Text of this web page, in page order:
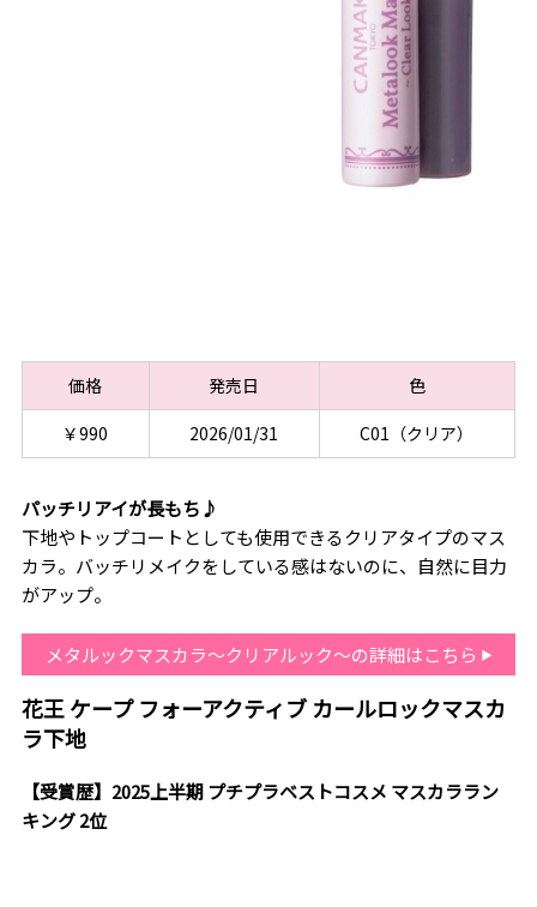
価格 発売日
色
￥990
2026/01/31 C01（クリア）
パッチリアイが長もち♪
下地やトップコートとしても使用できるクリアタイプのマス
カラ。バッチリメイクをしている感はないのに、自然に目力
がアップ。
メタルックマスカラ～クリアルック～の詳細はこちら
花王 ケープ フォーアクティブ カールロックマスカ
ラ下地
【受賞歴】2025上半期 プチプラベストコスメ マスカララン
キング 2位